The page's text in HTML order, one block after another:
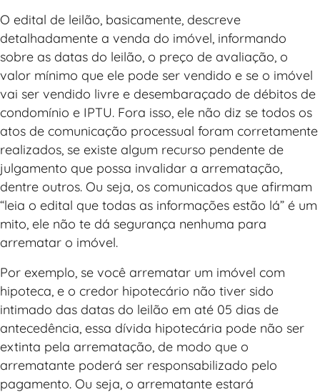
O edital de leilão, basicamente, descreve
detalhadamente a venda do imóvel, informando
sobre as datas do leilão, o preço de avaliação, o
valor mínimo que ele pode ser vendido e se o imóvel
vai ser vendido livre e desembaraçado de débitos de
condomínio e IPTU. Fora isso, ele não diz se todos os
atos de comunicação processual foram corretamente
realizados, se existe algum recurso pendente de
julgamento que possa invalidar a arrematação,
dentre outros. Ou seja, os comunicados que afirmam
“leia o edital que todas as informações estão lá” é um
mito, ele não te dá segurança nenhuma para
arrematar o imóvel.
Por exemplo, se você arrematar um imóvel com
hipoteca, e o credor hipotecário não tiver sido
intimado das datas do leilão em até 05 dias de
antecedência, essa dívida hipotecária pode não ser
extinta pela arrematação, de modo que o
arrematante poderá ser responsabilizado pelo
pagamento. Ou seja, o arrematante estará